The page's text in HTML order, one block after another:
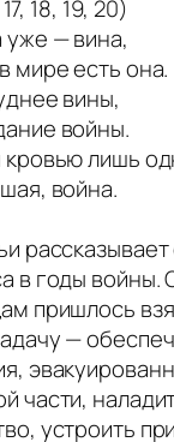
18, 19, 20)
уже — вина,
мире есть она.
вины,
войны.
лишь
война.
в годы войны.
пришлось
—
части,
устроить